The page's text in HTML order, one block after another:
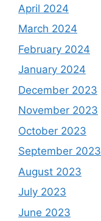
April 2024
March 2024
February 2024
January 2024
December 2023
November 2023
October 2023
September 2023
August 2023
July 2023
June 2023